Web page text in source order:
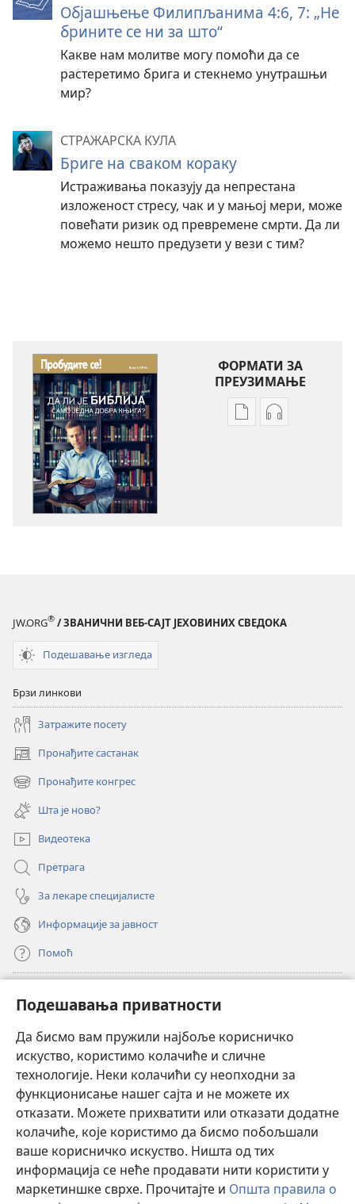
Подешавања приватности
Да бисмо вам пружили најбоље корисничко
искуство, користимо колачиће и сличне
технологије. Неки колачићи су неопходни за
функционисање нашег сајта и не можете их
отказати. Можете прихватити или отказати додатне
колачиће, које користимо да бисмо побољшали
ваше корисничко искуство. Ништа од тих
информација се неће продавати нити користити у
маркетиншке сврхе. Прочитајте и Општа правила о
Објашњење Филипљанима 4:6, 7: „Не
брините се ни за што“
Какве нам молитве могу помоћи да се
растеретимо брига и стекнемо унутрашњи
мир?
СТРАЖАРСКА КУЛА
Бриге на сваком кораку
Истраживања показују да непрестана
изложеност стресу, чак и у мањој мери, може
повећати ризик од превремене смрти. Да ли
можемо нешто предузети у вези с тим?
ФОРМАТИ ЗА
ПРЕУЗИМАЊЕ
Формати
само
Формати
само
JW.ORG® / ЗВАНИЧНИ ВЕБ-САЈТ ЈЕХОВИНИХ СВЕДОКА
Подешавање изгледа
Брзи линкови
Затражите посету
Пронађите састанак
(отвара
нови
прозор)
Пронађите конгрес
(отвара
нови
прозор)
Шта је ново?
Видеотека
Претрага
За лекаре специјалисте
Информације за јавност
Помоћ
(отвара
нови
прозор)ОНЛАЈН БИБЛИОТЕКА Watchtower
(отвара
нови
прозор)JW Hub®
(отвара
нови
прозор)JW Library
Watchtower Library ®